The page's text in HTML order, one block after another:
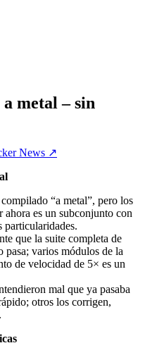
metal – sin
News ↗
“a metal”, pero los
ahora es un subconjunto con
particularidades.
que la suite completa de
pasa; varios módulos de la
de velocidad de 5× es un
mal que ya pasaba
otros los corrigen,